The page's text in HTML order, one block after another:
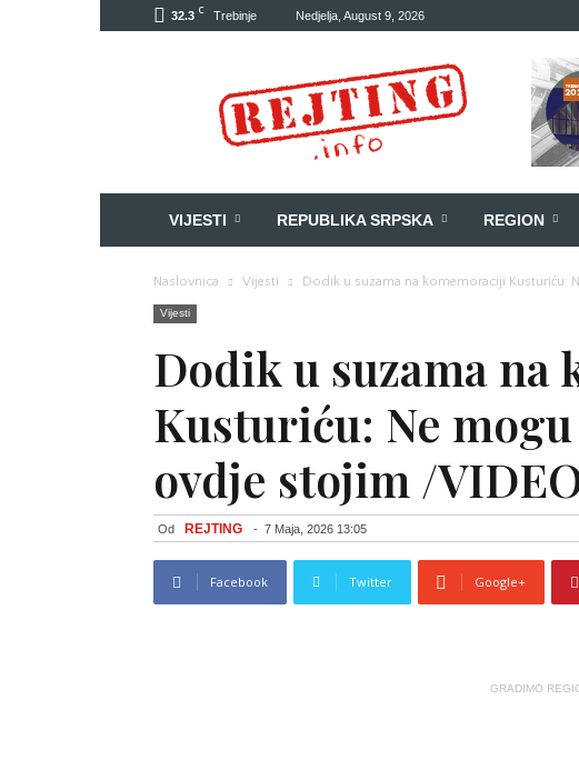
32.3 C Trebinje Nedjelja, August 9, 2026
VIJESTI REPUBLIKA SRPSKA REGION
Naslovnica Vijesti Dodik u suzama na komemoraciji Kusturiću:
Vijesti
Dodik u suzama na
Kusturiću: Ne
ovdje stojim /
Od REJTING - 7 Maja, 2026 13:05
Facebook Twitter Google+
GRADIMO